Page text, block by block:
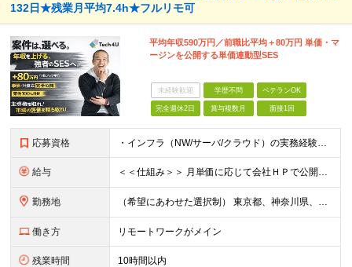
132日★残業月平均7.4h★フルリモ可
平均年収590万円／前職比平均＋80万円 単価・マ
ージンを公開する単価連動型SES
未経験歓迎 学歴不問 ベテランOK
完全週休2日 賞与複数月 面接1回
応募資格 ・インフラ（NW/サーバ/クラウド）の実務経験をお持ちの方（目安：1年以上は全員面接確定） ・インフラに興味がある未経験の方 ・学歴不問 ■ こんな方を歓迎します ・IaC（Terraform等）
給与 ＜＜仕組み＞＞ 月単価に応じて会社ＨＰで公開しているテーブルにもとづき毎月決定されます！ https://www.tech4u.dev/payroll ＜＜実績＞＞ 平均年収実績：590万円 ＜＜
勤務地 （希望にあわせた選択制） 東京都、神奈川県、埼玉県、千葉県、大阪府、兵庫県、京都府、愛知県、福岡県の各プロジェクト先 ・フル／ハイブリッドリモート案件あり ・転勤なし ・U・Iターンも歓迎＆支援可能
働き方 リモートワークがメイン
残業時間 10時間以内